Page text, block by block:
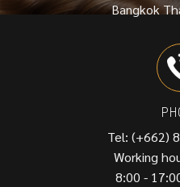
Bangkok
Tel: (+662)
Working
8:00 -